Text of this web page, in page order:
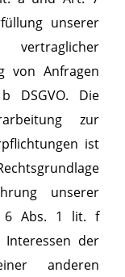
unserer
von Anfragen
Die
zur
ist
unserer
6 Abs. 1 lit. f
Interessen der
anderen